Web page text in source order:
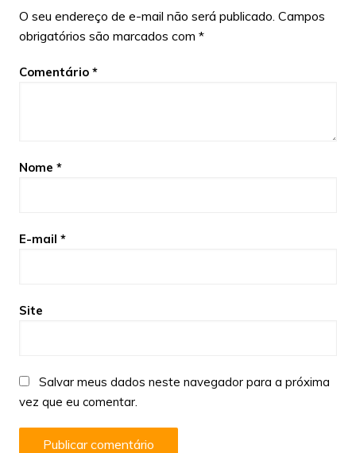
O seu endereço de e-mail não será publicado. Campos
obrigatórios são marcados com *
Comentário *
Nome *
E-mail *
Site
Salvar meus dados neste navegador para a próxima
vez que eu comentar.